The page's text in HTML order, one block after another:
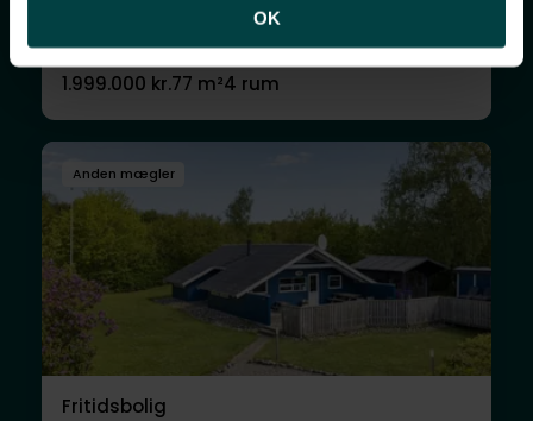
OK
1.999.000 kr.77 m²4 rum
Anden mægler
Fritidsbolig